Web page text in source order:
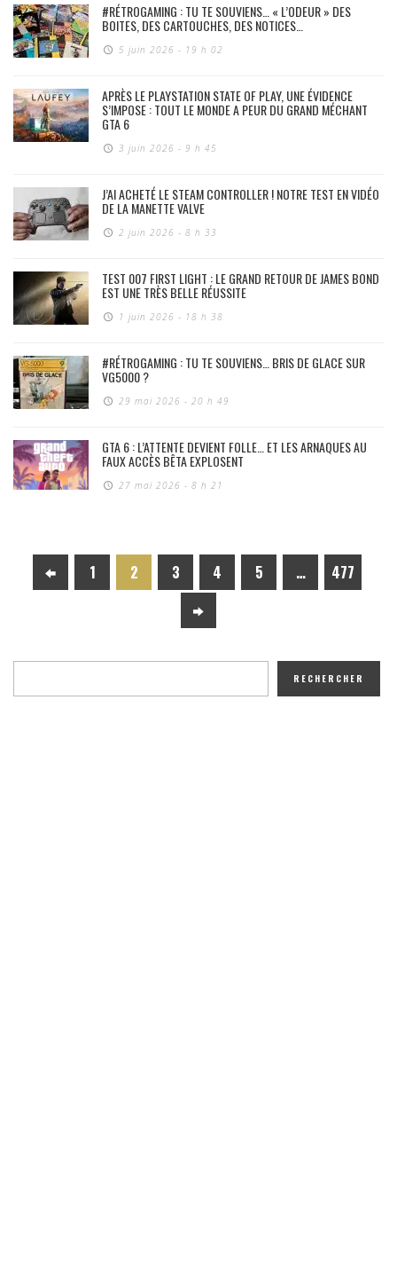
#RÉTROGAMING : TU TE SOUVIENS… « L’ODEUR » DES
BOITES, DES CARTOUCHES, DES NOTICES…
5 juin 2026 - 19 h 02
APRÈS LE PLAYSTATION STATE OF PLAY, UNE ÉVIDENCE
S’IMPOSE : TOUT LE MONDE A PEUR DU GRAND MÉCHANT
GTA 6
3 juin 2026 - 9 h 45
J’AI ACHETÉ LE STEAM CONTROLLER ! NOTRE TEST EN VIDÉO
DE LA MANETTE VALVE
2 juin 2026 - 8 h 33
TEST 007 FIRST LIGHT : LE GRAND RETOUR DE JAMES BOND
EST UNE TRÈS BELLE RÉUSSITE
1 juin 2026 - 18 h 38
#RÉTROGAMING : TU TE SOUVIENS… BRIS DE GLACE SUR
VG5000 ?
29 mai 2026 - 20 h 49
GTA 6 : L’ATTENTE DEVIENT FOLLE… ET LES ARNAQUES AU
FAUX ACCÈS BÊTA EXPLOSENT
27 mai 2026 - 8 h 21
1 2 3 4 5 … 477
RECHERCHER